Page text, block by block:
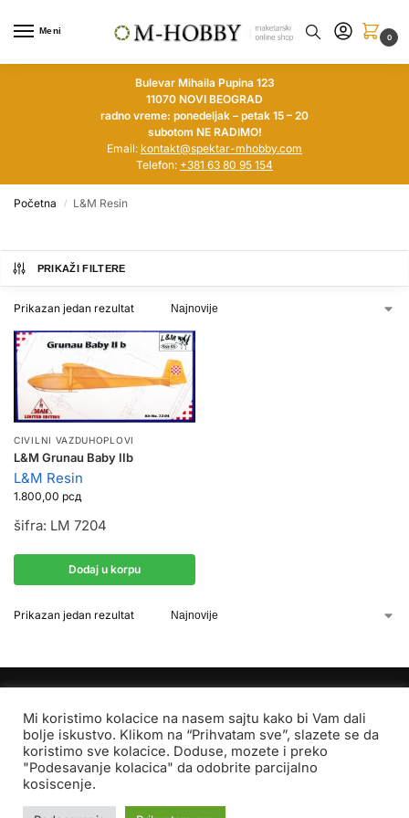
Meni
0
Bulevar Mihaila Pupina 123
11070 NOVI BEOGRAD
radno vreme: ponedeljak – petak 15 – 20
subotom NE RADIMO!
Email: kontakt@spektar-mhobby.com
Telefon: +381 63 80 95 154
Početna / L&M Resin
PRIKAŽI FILTERE
Prikazan jedan rezultat
CIVILNI VAZDUHOPLOVI
L&M Grunau Baby IIb
L&M Resin
1.800,00 рсд
šifra: LM 7204
Dodaj u korpu
Prikazan jedan rezultat
COPYRIGHT © 2026 SPEKTAR MHOBBY.
Copyright © 2026 Spektar MHobby.
Mi koristimo kolacice na nasem sajtu kako bi Vam dali
bolje iskustvo. Klikom na “Prihvatam sve”, slazete se da
koristimo sve kolacice. Doduse, mozete i preko
"Podesavanje kolacica" da odobrite parcijalno
kosiscenje.